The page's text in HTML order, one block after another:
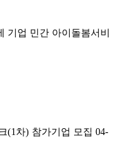
기업 민간 아이돌봄서비
(1차) 참가기업 모집 04-